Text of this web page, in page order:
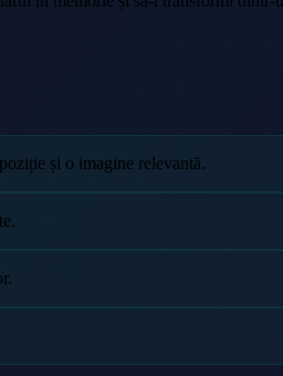
și o imagine relevantă.